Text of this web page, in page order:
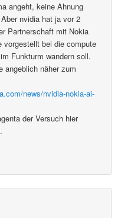
angeht, keine Ahnung
nvidia hat ja vor 2
Partnerschaft mit Nokia
vorgestellt bei die compute
Funkturm wandern soll.
angeblich näher zum
news/nvidia-nokia-ai-
der Versuch hier